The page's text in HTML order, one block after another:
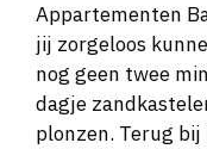
Appartementen
jij zorgeloos
nog geen twee
dagje
plonzen. Terug